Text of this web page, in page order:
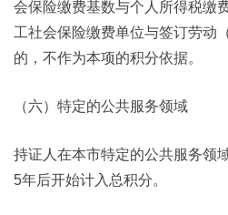
会保险缴费基数与个人所得税缴
工社会保险缴费单位与签订劳动
的，不作为本项的积分依据。
（六）特定的公共服务领域
持证人在本市特定的公共服务领
5年后开始计入总积分。